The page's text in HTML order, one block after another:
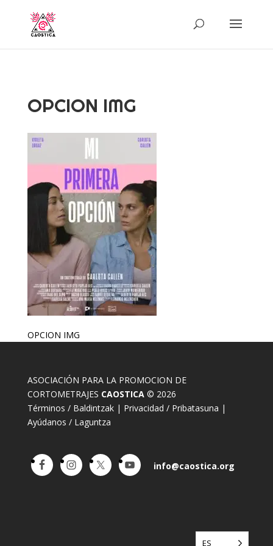
OPCION IMG
OPCION IMG
ASOCIACIÓN PARA LA PROMOCION DE
CORTOMETRAJES CAOSTICA© 2026
Términos / Baldintzak| Privacidad / Pribatasuna |
Ayúdanos / Laguntza
info@caostica.org
ES